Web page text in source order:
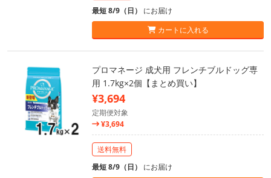
最短 8/9（日） にお届け
カートに入れる
プロマネージ 成犬用 フレンチブルドッグ専
用 1.7kg×2個【まとめ買い】
¥3,694
定期便対象
¥3,694
送料無料
最短 8/9（日） にお届け